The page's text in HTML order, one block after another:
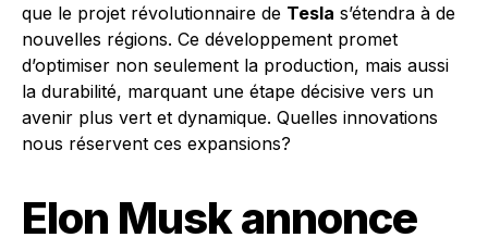
que le projet révolutionnaire de Tesla s’étendra à de
nouvelles régions. Ce développement promet
d’optimiser non seulement la production, mais aussi
la durabilité, marquant une étape décisive vers un
avenir plus vert et dynamique. Quelles innovations
nous réservent ces expansions?
Elon Musk annonce